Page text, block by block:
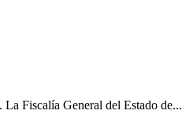
Fiscalía General del Estado de...